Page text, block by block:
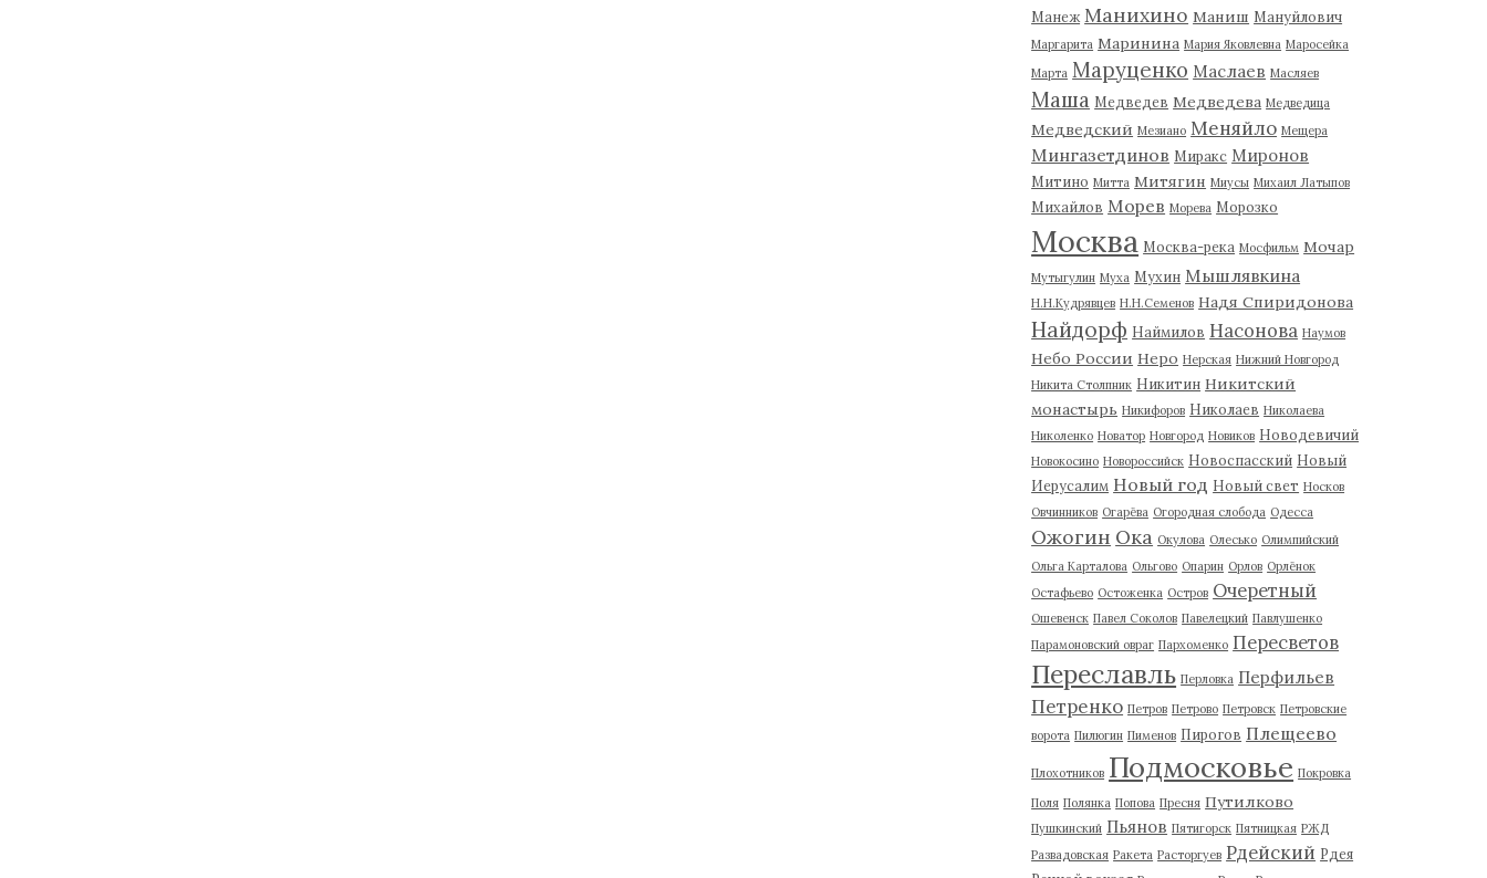
Манеж Манихино Маниш Мануйлович
Маргарита Маринина Мария Яковлевна Маросейка
Марта Маруценко Маслаев Масляев
Маша Медведев Медведева Медведица
Медведский Мезиано Меняйло Мещера
Мингазетдинов Миракс Миронов
Митино Митта Митягин Миусы Михаил Латыпов
Михайлов Морев Морева Морозко
Москва Москва-река Мосфильм Мочар
Мутыгулин Муха Мухин Мышлявкина
Н.Н.Кудрявцев Н.Н.Семенов Надя Спиридонова
Найдорф Наймилов Насонова Наумов
Небо России Неро Нерская Нижний Новгород
Никита Столпник Никитин Никитский
монастырь Никифоров Николаев Николаева
Николенко Новатор Новгород Новиков Новодевичий
Новокосино Новороссийск Новоспасский Новый
Иерусалим Новый год Новый свет Носков
Овчинников Огарёва Огородная слобода Одесса
Ожогин Ока Окулова Олесько Олимпийский
Ольга Карталова Ольгово Опарин Орлов Орлёнок
Остафьево Остоженка Остров Очеретный
Ошевенск Павел Соколов Павелецкий Павлушенко
Парамоновский овраг Пархоменко Пересветов
Переславль Перловка Перфильев
Петренко Петров Петрово Петровск Петровские
ворота Пилюгин Пименов Пирогов Плещеево
Плохотников Подмосковье Покровка
Поля Полянка Попова Пресня Путилково
Пушкинский Пьянов Пятигорск Пятницкая РЖД
Развадовская Ракета Расторгуев Рдейский Рдея